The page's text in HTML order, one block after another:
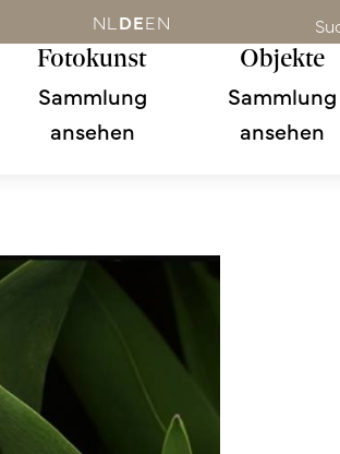
NL DEEN
Fotokunst
Sammlung
ansehen
Objekte
Sammlung
ansehen